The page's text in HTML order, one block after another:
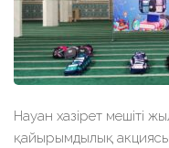
Науан хазірет мешіті
қайырымдылық